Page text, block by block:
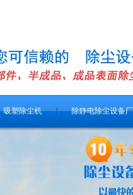
吸塑除尘机 除静电除尘设备